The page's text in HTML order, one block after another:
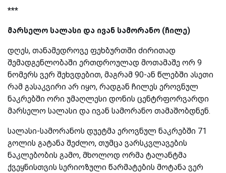
***
მარსელო სალასი და ივან სამორანო (ჩილე)
დღეს, თანამედროვე ფეხბურთში ძირითად
შემადგენლობაში ერთდროულად მოთამაშე ორ 9
ნომერს ვერ შეხვდებით, მაგრამ 90-ან წლებში ასეთი
რამ გასაკვირი არ იყო, რადგან ჩილეს ეროვნულ
ნაკრებში ორი უმაღლესი დონის ცენტრფორვარდი
მარსელო სალასი და ივან სამორანო თამაშობდნენ.
სალასი-სამორანოს დუეტმა ეროვნულ ნაკრებში 71
გოლის გატანა შეძლო, თუმცა ვარსკვლავების
ნაკლებობის გამო, მხოლოდ ორმა ტალანტმა
ქვეყნისთვის სერიოზული წარმატების მოტანა ვერ